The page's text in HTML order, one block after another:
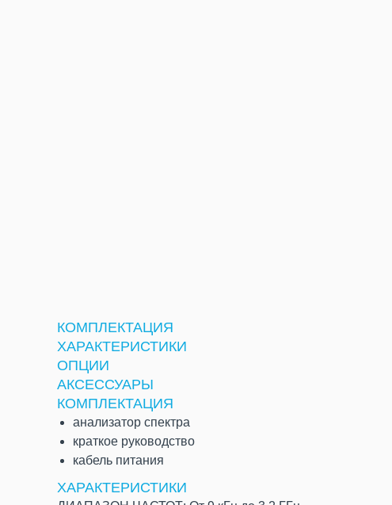
КОМПЛЕКТАЦИЯ
ХАРАКТЕРИСТИКИ
ОПЦИИ
АКСЕССУАРЫ
КОМПЛЕКТАЦИЯ
анализатор спектра
краткое руководство
кабель питания
ХАРАКТЕРИСТИКИ